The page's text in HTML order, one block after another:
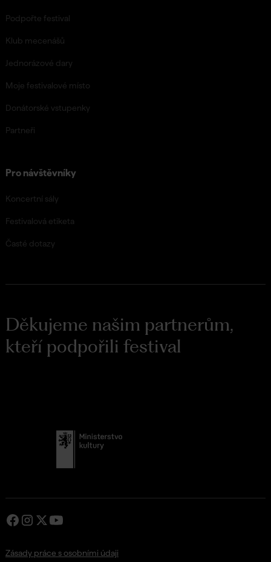
Podpořte festival
Klub mecenášů
Jednorázové dary
Moje festivalové místo
Donátorské vstupenky
Partneři
Pro návštěvníky
Koncertní sály
Festivalová etiketa
Časté dotazy
Děkujeme našim partnerům,
kteří podpořili festival
Zásady práce s osobními údaji